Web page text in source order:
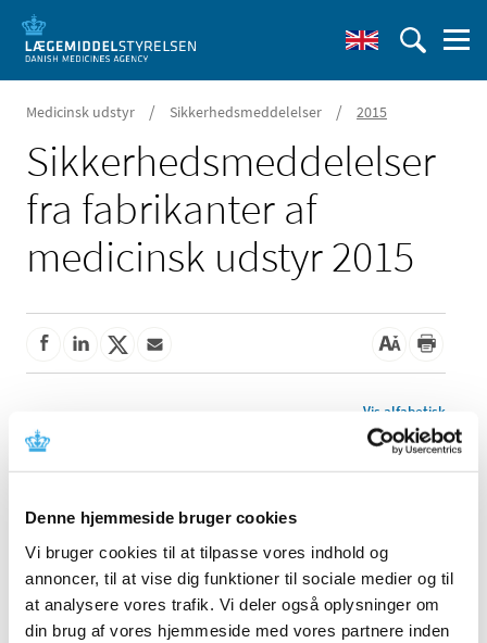
Denne hjemmeside bruger cookies
Vi bruger cookies til at tilpasse vores indhold og
annoncer, til at vise dig funktioner til sociale medier og til
at analysere vores trafik. Vi deler også oplysninger om
din brug af vores hjemmeside med vores partnere inden
Medicinsk udstyr / Sikkerhedsmeddelelser / 2015
Sikkerheds­meddelelser
fra fabrikanter af
medicinsk udstyr 2015
Vis alfabetisk
Bivona inderkanyle
Emner
Medicinsk udstyr